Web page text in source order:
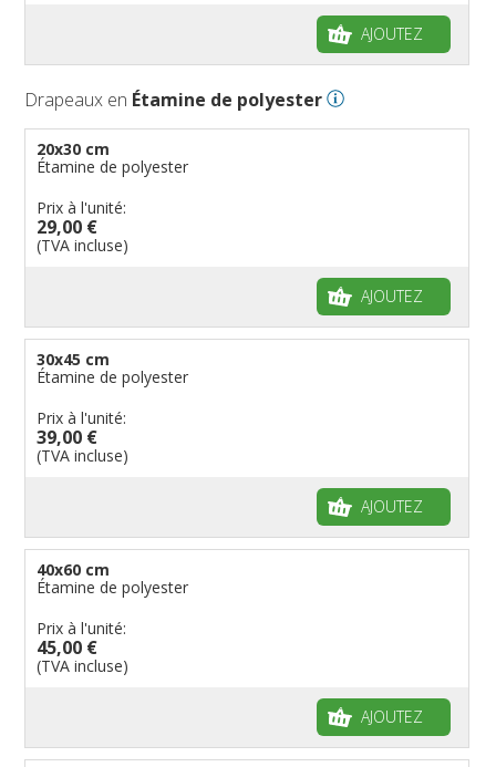
AJOUTEZ
Drapeaux en Étamine de polyester
20x30 cm
Étamine de polyester
Prix à l'unité:
29,00 €
(TVA incluse)
AJOUTEZ
30x45 cm
Étamine de polyester
Prix à l'unité:
39,00 €
(TVA incluse)
AJOUTEZ
40x60 cm
Étamine de polyester
Prix à l'unité:
45,00 €
(TVA incluse)
AJOUTEZ